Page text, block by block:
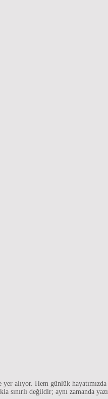
alıyor. Hem günlük hayatımızda
değildir; aynı zamanda